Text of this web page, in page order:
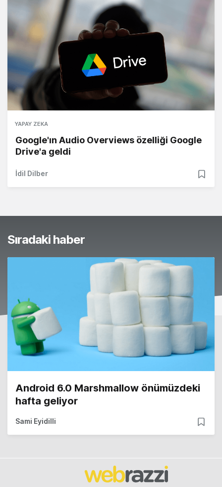
YAPAY ZEKA
Google'ın Audio Overviews özelliği Google
Drive'a geldi
İdil Dilber
Sıradaki haber
Android 6.0 Marshmallow önümüzdeki
hafta geliyor
Sami Eyidilli